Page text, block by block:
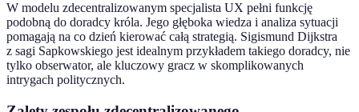
W modelu zdecentralizowanym specjalista UX pełni funkcję
podobną do doradcy króla. Jego głęboka wiedza i analiza sytuacji
pomagają na co dzień kierować całą strategią. Sigismund Dijkstra
z sagi Sapkowskiego jest idealnym przykładem takiego doradcy, nie
tylko obserwator, ale kluczowy gracz w skomplikowanych
intrygach politycznych.